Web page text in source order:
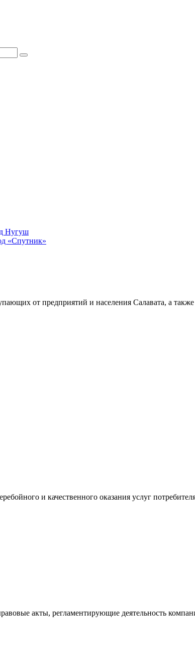
Нугуш
«Спутник»
от предприятий и населения Салавата, а также
и качественного оказания услуг
акты, регламентирующие деятельность